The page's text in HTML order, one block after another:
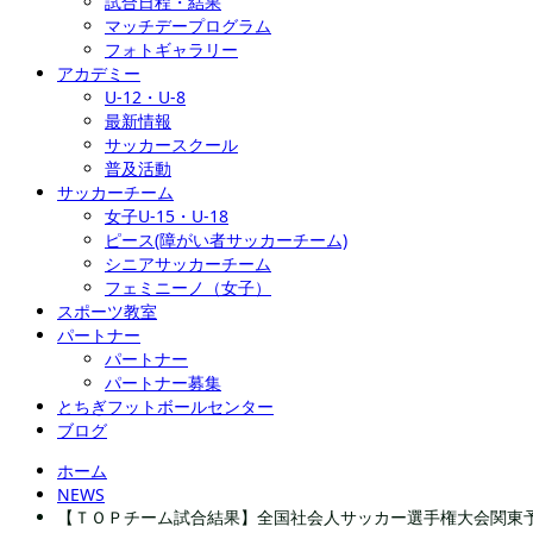
マッチデープログラム
フォトギャラリー
アカデミー
U-12・U-8
最新情報
サッカースクール
普及活動
サッカーチーム
女子U-15・U-18
ピース(障がい者サッカーチーム)
シニアサッカーチーム
フェミニーノ（女子）
スポーツ教室
パートナー
パートナー
パートナー募集
とちぎフットボールセンター
ブログ
ホーム
NEWS
【ＴＯＰチーム試合結果】全国社会人サッカー選手権大会関東